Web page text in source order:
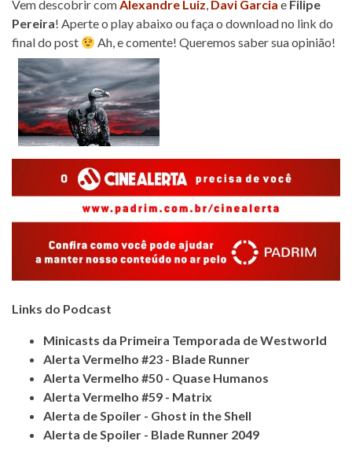
Vem descobrir comAlexandre Luiz, Davi Garcia e Filipe
Pereira! Aperte o play abaixo ou faça o download no link do
final do post
Ah, e comente! Queremos saber sua opinião!
Links do Podcast
Minicasts da Primeira Temporada de Westworld
Alerta Vermelho #23 - Blade Runner
Alerta Vermelho #50 - Quase Humanos
Alerta Vermelho #59 - Matrix
Alerta de Spoiler - Ghost in the Shell
Alerta de Spoiler - Blade Runner 2049